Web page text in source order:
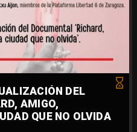
DEL
AMIGO,
QUE NO OLVIDA